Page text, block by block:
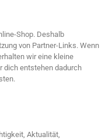
Shop. Deshalb
von Partner-Links. Wenn
wir eine kleine
dich entstehen dadurch
Aktualität,